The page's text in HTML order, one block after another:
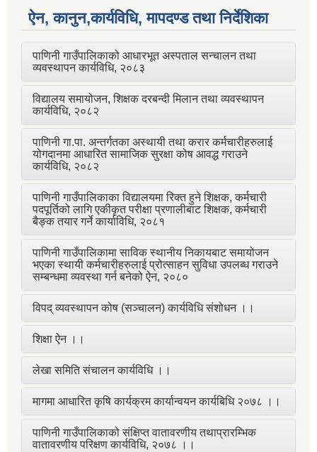
ऐन, कानुन,कार्यविधि, मापदण्ड तथा निर्देशिका
पाणिनी गाउँपालिकाको आधारभूत अस्पताल सन्चालन तथा
व्यवस्थापन कार्यविधि, २०८३
विद्यालय समायोजन, शिक्षक दरबन्दी मिलान तथा व्यवस्थापन
कार्यविधि, २०८२
पाणिनी गा.पा. अन्तर्गतका अस्थायी तथा करार कर्मचारीहरुलाई
योगदानमा आधारित सामाजिक सुरक्षा कोष आवद्ध गराउने
कार्यविधि, २०८२
पाणिनी गाउँपालिकाका विद्यालयमा रिक्त हुने शिक्षक, कर्मचारी
पदपूर्तिको लागि एकीकृत परीक्षा प्रणालीबाट शिक्षक, कर्मचारी
बैङ्क तयार गर्ने कार्याविधि, २०८१
पाणिनी गाउँपालिकामा साविक स्थानीय निकायबाट समायोजन
भएका स्थायी कर्मचारीहरुलाई प्रोत्साहन सुविधा उपलब्ध गराउने
सम्बन्धमा व्यवस्था गर्न बनेको ऐन, २०८०
विपद् व्यवस्थापन कोष (सञ्चालन) कार्यविधि संशोधन ।।
शिक्षा ऐन ।।
लेखा समिति संचालन कार्यविधि ।।
मागमा आधारित कृषि कार्यक्रम कार्यान्वयन कार्यबिधि २०७८ ।।
पाणिनी गाउँपालिकाको संक्षिप्त वातावरणीय तथाप्रारम्भिक
वातावरणीय परिक्षण कार्यविधि, २०७८ ।।